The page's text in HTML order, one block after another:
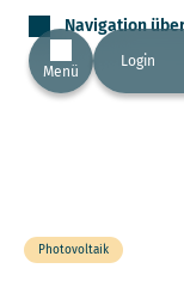
Navigation
Menü
Login
Photovoltaik